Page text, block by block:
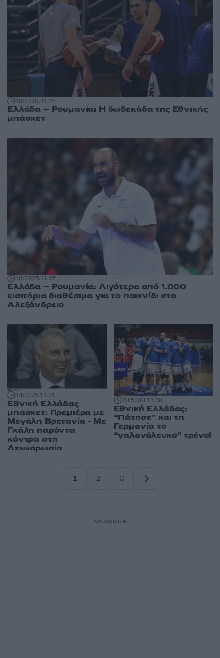
19:2326.11.25
Ελλάδα – Ρουμανία: Η δωδεκάδα της Εθνικής
μπάσκετ
18:3025.11.25
Ελλάδα – Ρουμανία: Λιγότερα από 1.000
εισιτήρια διαθέσιμα για το παιχνίδι στο
Αλεξάνδρειο
14:3325.11.21
Εθνική Ελλάδας
μπασκετ: Πρεμιέρα με
Μεγάλη Βρετανία - Με
Γκάλη παρόντα
κόντρα στη
Λευκορωσία
20:5330.11.18
Εθνική Ελλάδας:
“Πάτησε” και τη
Γερμανία το
“γαλανόλευκο” τρένο!
1
2
3
ΔΙΑΦΗΜΙΣΗ